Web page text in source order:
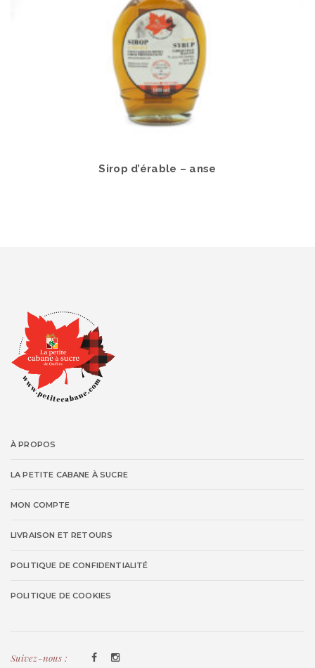
Sirop d’érable – anse
À PROPOS
LA PETITE CABANE À SUCRE
MON COMPTE
LIVRAISON ET RETOURS
POLITIQUE DE CONFIDENTIALITÉ
POLITIQUE DE COOKIES
Suivez-nous :